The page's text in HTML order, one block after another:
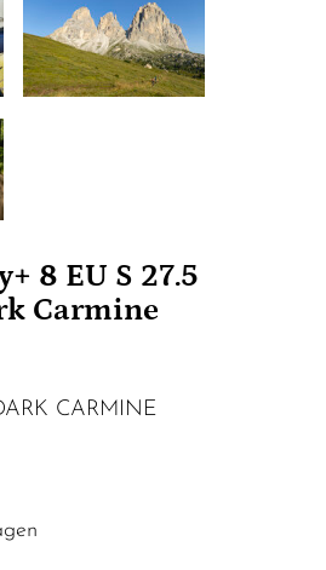
8 EU S 27.5
Carmine
CARMINE